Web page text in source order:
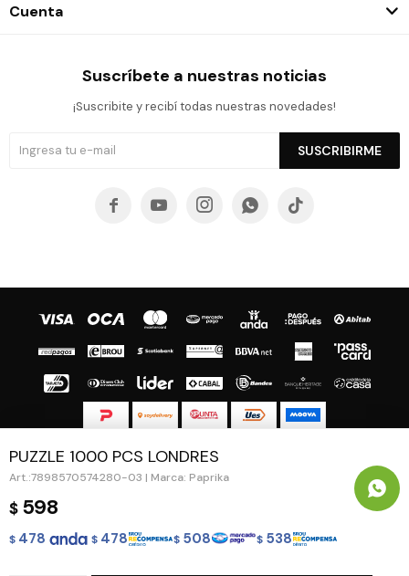
PUZZLE 1000 PCS LONDRES
7898570574280-03 | Marca: Paprika
$ 598
$ 478 $ 478 $ 508 $ 538
Cuenta
Suscríbete a nuestras noticias
¡Suscribite y recibí todas nuestras novedades!
SUSCRIBIRME
    
© Copyright 2026 / Guapa - Paprika